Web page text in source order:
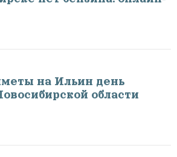
на Ильин день
области